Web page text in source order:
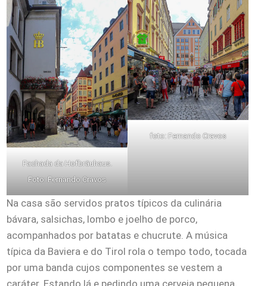
Fachada da Hofbräuhaus.
Foto: Fernando Cravos
foto: Fernando Cravos
Na casa são servidos pratos típicos da culinária
bávara, salsichas, lombo e joelho de porco,
acompanhados por batatas e chucrute. A música
típica da Baviera e do Tirol rola o tempo todo, tocada
por uma banda cujos componentes se vestem a
caráter. Estando lá e pedindo uma cerveja pequena,